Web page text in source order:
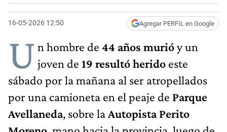
16-05-2026 12:50 Agregar PERFIL en Google
U n hombre de 44 años murióy un
joven de 19 resultó herido este
sábado por la mañana al ser atropellados
por una camioneta en el peaje de Parque
Avellaneda, sobre laAutopista Perito